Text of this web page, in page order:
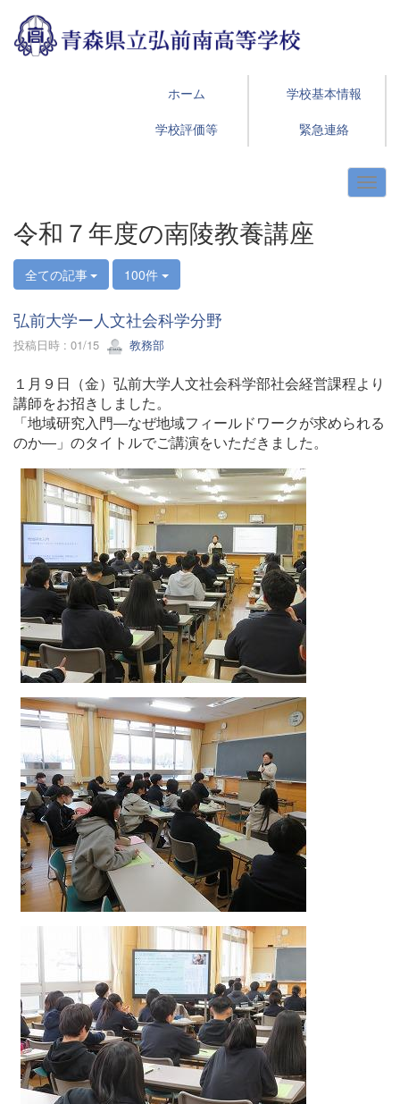
ホーム
学校基本情報
学校評価等
緊急連絡
令和７年度の南陵教養講座
全ての記事 100件
弘前大学ー人文社会科学分野
投稿日時 : 01/15 教務部
１月９日（金）弘前大学人文社会科学部社会経営課程より
講師をお招きしました。
「地域研究入門―なぜ地域フィールドワークが求められる
のか―」のタイトルでご講演をいただきました。